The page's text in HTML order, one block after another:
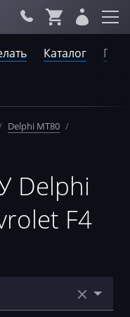
Каталог
Delphi MT80 /
Delphi
F4